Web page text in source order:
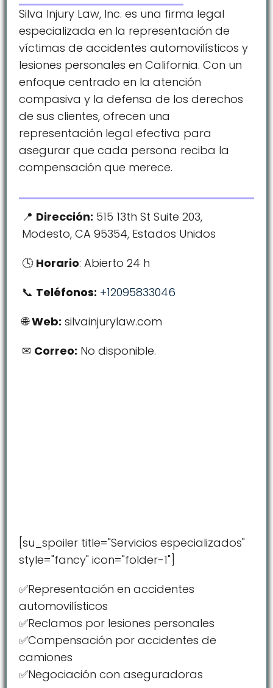
Silva Injury Law, Inc. es una firma legal
especializada en la representación de
víctimas de accidentes automovilísticos y
lesiones personales en California. Con un
enfoque centrado en la atención
compasiva y la defensa de los derechos
de sus clientes, ofrecen una
representación legal efectiva para
asegurar que cada persona reciba la
compensación que merece.
Dirección: 515 13th St Suite 203,
Modesto, CA 95354, Estados Unidos
Horario: Abierto 24 h
Teléfonos: +12095833046
Web: silvainjurylaw.com
Correo: No disponible.
[su_spoiler title="Servicios especializados"
style="fancy" icon="folder-1"]
✅Representación en accidentes
automovilísticos
✅Reclamos por lesiones personales
✅Compensación por accidentes de
camiones
✅Negociación con aseguradoras